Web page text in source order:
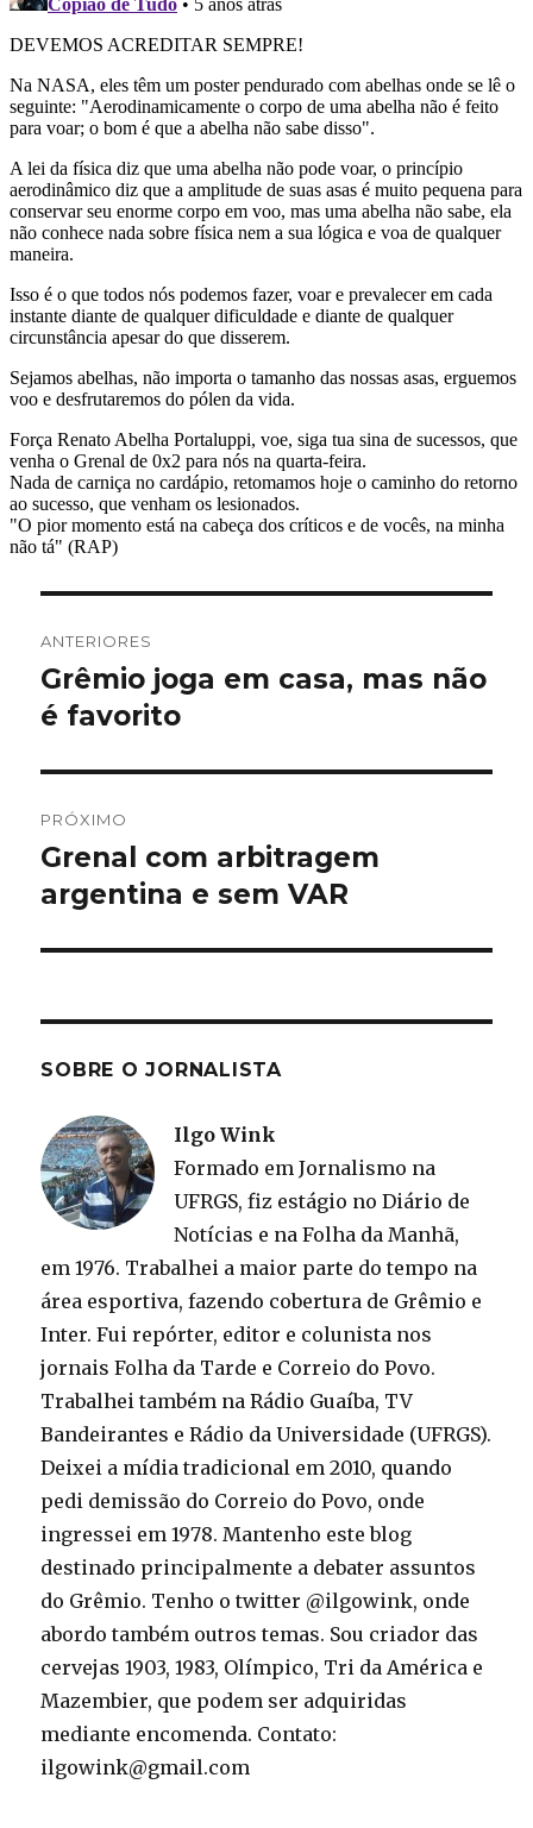
de
Post
ANTERIORES
Post
anterior:
Grêmio joga em casa, mas não
é favorito
PRÓXIMO
Próximo
post:
Grenal com arbitragem
argentina e sem VAR
SOBRE O JORNALISTA
Ilgo Wink
Formado em Jornalismo na
UFRGS, fiz estágio no Diário de
Notícias e na Folha da Manhã,
em 1976. Trabalhei a maior parte do tempo na
área esportiva, fazendo cobertura de Grêmio e
Inter. Fui repórter, editor e colunista nos
jornais Folha da Tarde e Correio do Povo.
Trabalhei também na Rádio Guaíba, TV
Bandeirantes e Rádio da Universidade (UFRGS).
Deixei a mídia tradicional em 2010, quando
pedi demissão do Correio do Povo, onde
ingressei em 1978. Mantenho este blog
destinado principalmente a debater assuntos
do Grêmio. Tenho o twitter @ilgowink, onde
abordo também outros temas. Sou criador das
cervejas 1903, 1983, Olímpico, Tri da América e
Mazembier, que podem ser adquiridas
mediante encomenda. Contato:
ilgowink@gmail.com